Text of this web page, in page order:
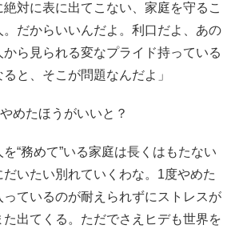
絶対に表に出てこない、家庭を守るこ
。だからいいんだよ。利口だよ、あの
ら見られる変なプライド持っている
と、そこが問題なんだよ」
めたほうがいいと？
を“務めて”いる家庭は長くはもたない
いたい別れていくわな。1度やめた
っているのが耐えられずにストレスが
出てくる。ただでさえヒデも世界を